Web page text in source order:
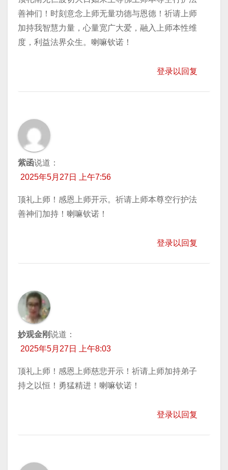
善神们！时刻意念上师无量功德与恩德！祈请上师
加持我智慧力量，心量宽广大爱，融入上师本性维
度，利益法界众生。喇嘛钦诺！
登录以回复
紫函说道：
2025年5月27日 上午7:56
顶礼上师！感恩上师开示。祈请上师本尊空行护法
善神们加持！喇嘛钦诺！
登录以回复
妙观金刚说道：
2025年5月27日 上午8:03
顶礼上师！感恩上师慈悲开示！祈请上师加持弟子
持之以恒！勇猛精进！喇嘛钦诺！
登录以回复